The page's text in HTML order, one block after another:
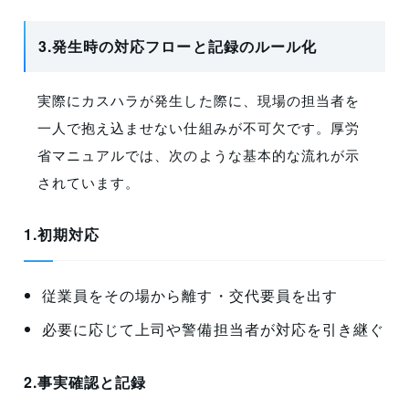
3.発生時の対応フローと記録のルール化
実際にカスハラが発生した際に、現場の担当者を
一人で抱え込ませない仕組みが不可欠です。厚労
省マニュアルでは、次のような基本的な流れが示
されています。
1.初期対応
従業員をその場から離す・交代要員を出す
必要に応じて上司や警備担当者が対応を引き継ぐ
2.事実確認と記録